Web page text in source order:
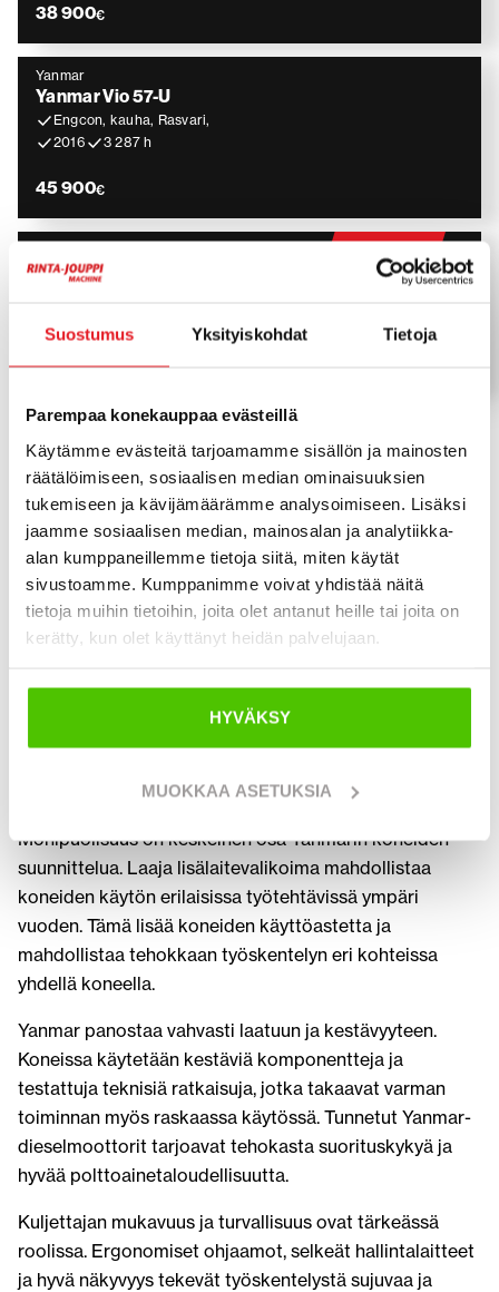
Suostumus Yksityiskohdat Tietoja
Parempaa konekauppaa evästeillä
Käytämme evästeitä tarjoamamme sisällön ja mainosten
räätälöimiseen, sosiaalisen median ominaisuuksien
tukemiseen ja kävijämäärämme analysoimiseen. Lisäksi
jaamme sosiaalisen median, mainosalan ja analytiikka-
alan kumppaneillemme tietoja siitä, miten käytät
sivustoamme. Kumppanimme voivat yhdistää näitä
tietoja muihin tietoihin, joita olet antanut heille tai joita on
kerätty, kun olet käyttänyt heidän palvelujaan.
HYVÄKSY
MUOKKAA ASETUKSIA
38 900€
Yanmar
Yanmar Vio 57-U
Engcon, kauha, Rasvari,
2016
3 287 h
45 900€
Yanmar Vio 50
46 900€
Yanmar – luotettavat ja
tehokkaat työkoneet
ammattikäyttöön
Yanmarin mallisto kattaa muun muassa
minikaivinkoneita, kompaktikuormaajia ja muita
työkoneita, jotka soveltuvat monipuolisesti
kiinteistönhoidon tehtäviin. Koneet ovat erityisen
ahtaisiin työskentely-ympäristöihin.
Monipuolisuus on keskeinen osa Yanmarin koneiden
suunnittelua. Laaja lisälaitevalikoima mahdollistaa
koneiden käytön erilaisissa työtehtävissä ympäri
vuoden. Tämä lisää koneiden käyttöastetta ja
mahdollistaa tehokkaan työskentelyn eri kohteissa
yhdellä koneella.
Yanmar panostaa vahvasti laatuun ja kestävyyteen.
Koneissa käytetään kestäviä komponentteja ja
testattuja teknisiä ratkaisuja, jotka takaavat varman
toiminnan myös raskaassa käytössä. Tunnetut Yanmar-
dieselmoottorit tarjoavat tehokasta suorituskykyä ja
hyvää polttoainetaloudellisuutta.
Kuljettajan mukavuus ja turvallisuus ovat tärkeässä
roolissa. Ergonomiset ohjaamot, selkeät hallintalaitteet
ja hyvä näkyvyys tekevät työskentelystä sujuvaa ja